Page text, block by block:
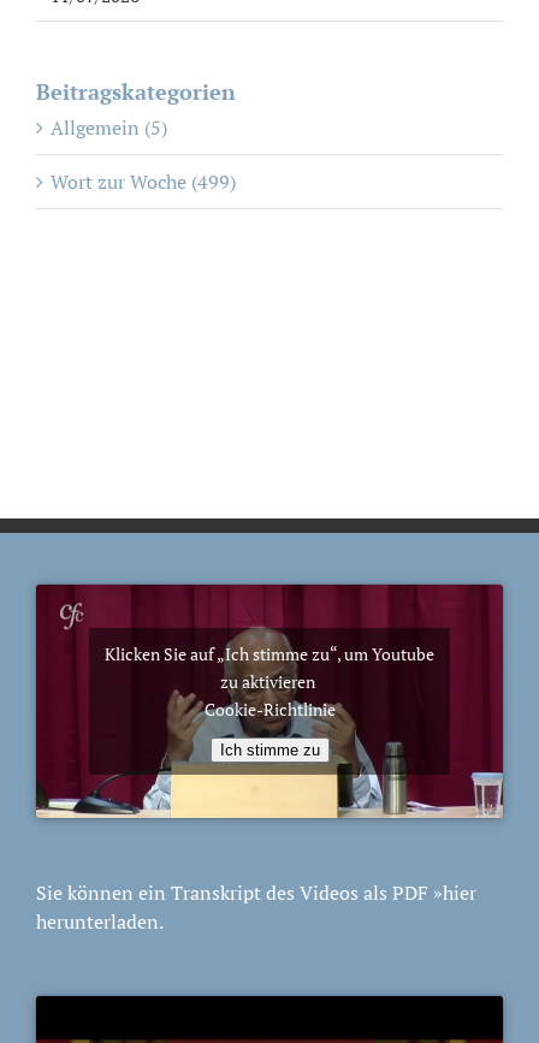
Beitragskategorien
Allgemein (5)
Wort zur Woche (499)
Klicken Sie auf „Ich stimme zu“, um Youtube
zu aktivieren
Cookie-Richtlinie
Ich stimme zu
Sie können ein Transkript des Videos als PDF »hier
herunterladen.